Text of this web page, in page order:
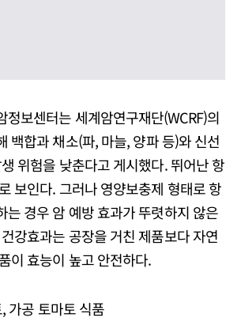
정보센터는 세계암연구재단(WCRF)의
백합과 채소(파, 마늘, 양파 등)와 신선
위험을 낮춘다고 게시했다. 뛰어난 항
보인다. 그러나 영양보충제 형태로 항
는 경우 암 예방 효과가 뚜렷하지 않은
강효과는 공장을 거친 제품보다 자연
이 효능이 높고 안전하다.
가공 토마토 식품